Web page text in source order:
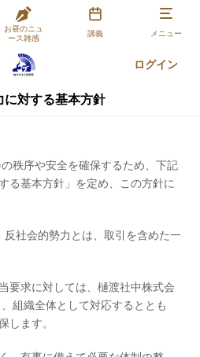
お昼のニュ
ース雑感
講義 メニュー
ログイン
に対する基本方針
秩序や安全を確保するため、下記
る基本方針」を定め、この方針に
反社会的勢力とは、取引を含めた一
要求に対しては、樋渡社中株式会
組織全体として対応するととも
します。